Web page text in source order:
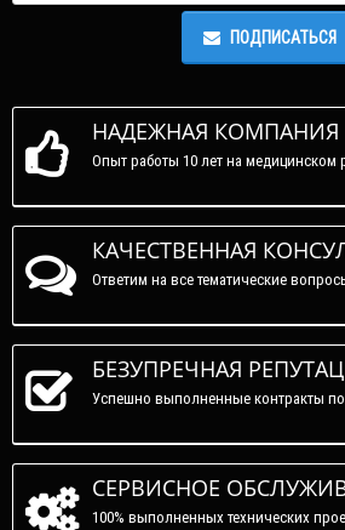
ПОДПИСАТЬСЯ
НАДЕЖНАЯ КОМПАНИЯ
Опыт работы 10 лет на медицинском
КАЧЕСТВЕННАЯ
Ответим на все тематические
БЕЗУПРЕЧНАЯ
Успешно выполненные контракты
СЕРВИСНОЕ
100% выполненных технических